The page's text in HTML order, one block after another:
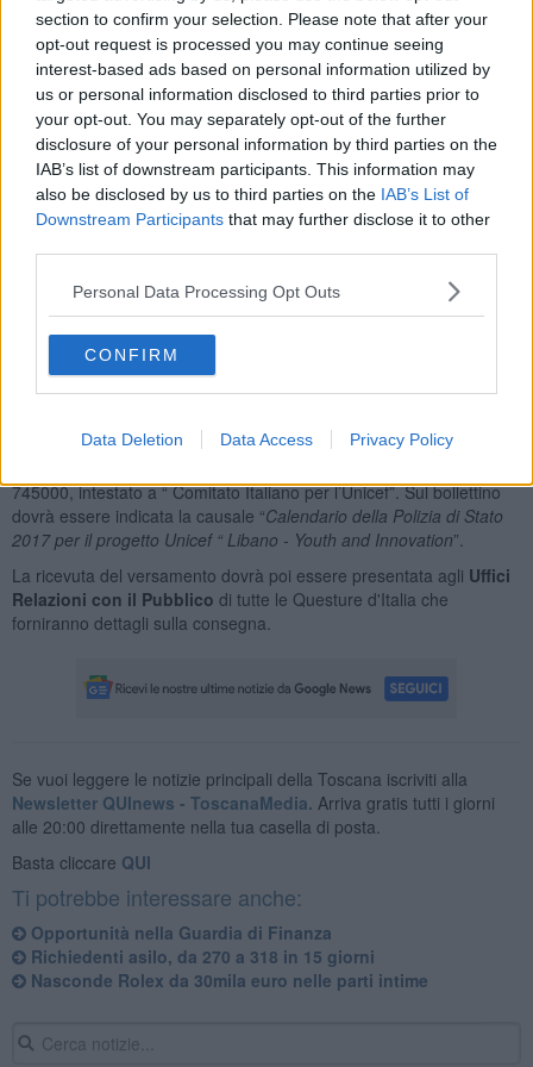
section to confirm your selection. Please note that after your
opt-out request is processed you may continue seeing
interest-based ads based on personal information utilized by
us or personal information disclosed to third parties prior to
your opt-out. You may separately opt-out of the further
disclosure of your personal information by third parties on the
IAB’s list of downstream participants. This information may
also be disclosed by us to third parties on the IAB’s List of
Downstream Participants that may further disclose it to other
Personal Data Processing Opt Outs
CONFIRM
Data Deletion Data Access Privacy Policy
Il progetto coinvolge giovani libanesi vulnerabili, rifugiati siriani e
palestinesi, di età compresa tra i 12 e i 24 anni e si basa sul
principio “For Youth by Youth ” ovvero la formazione tra pari come
metodologia più efficace per il trasferimento delle conoscenze,
delle competenze e per l’individuazione di soluzioni a
problematiche locali.
completati diversi progetti, di cui alcuni a sostegno dell'infanzia e
contro lo sfruttamento dei minori in Cambogia, Benin, Congo,
Guinea, Repubblica Centro Africana. Solo nel 2016 sono stati
raccolti più di 156.000 euro che sono stati devoluti al Sud Sudan
per la protezione dei bambini vittime dell’emergenza umanitaria.
euro) e il calendario da tavolo (costo 6 euro),entro il prossimo 19
745000, intestato a “ Comitato Italiano per l’Unicef”. Sul bollettino
dovrà essere indicata la causale “Calendario della Polizia di Stato
2017 per il progetto Unicef “ Libano - Youth and Innovation”.
La ricevuta del versamento dovrà poi essere presentata agli Uffici
Relazioni con il Pubblico di tutte le Questure d'Italia che
forniranno dettagli sulla consegna.
Se vuoi leggere le notizie principali della Toscana iscriviti alla
Newsletter QUInews - ToscanaMedia. Arriva gratis tutti i giorni
alle 20:00 direttamente nella tua casella di posta.
Basta cliccare QUI
Ti potrebbe interessare anche:
Opportunità nella Guardia di Finanza
Richiedenti asilo, da 270 a 318 in 15 giorni
Nasconde Rolex da 30mila euro nelle parti intime